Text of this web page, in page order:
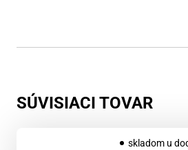
SÚVISIACI TOVAR
skladom u